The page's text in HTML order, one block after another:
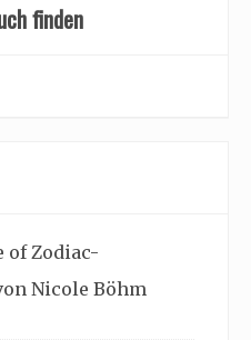
finden
of Zodiac-
Nicole Böhm